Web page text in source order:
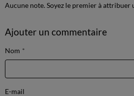
Aucune note. Soyez le premier à attribuer
Ajouter un commentaire
Nom
E-mail